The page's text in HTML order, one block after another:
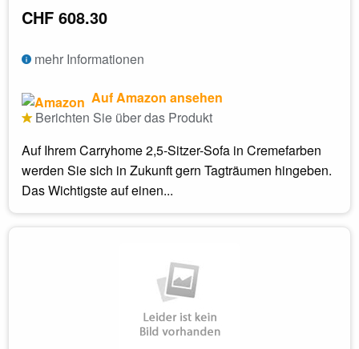
CHF 608.30
mehr Informationen
Auf Amazon ansehen
Berichten Sie über das Produkt
Auf Ihrem Carryhome 2,5-Sitzer-Sofa in Cremefarben
werden Sie sich in Zukunft gern Tagträumen hingeben.
Das Wichtigste auf einen...